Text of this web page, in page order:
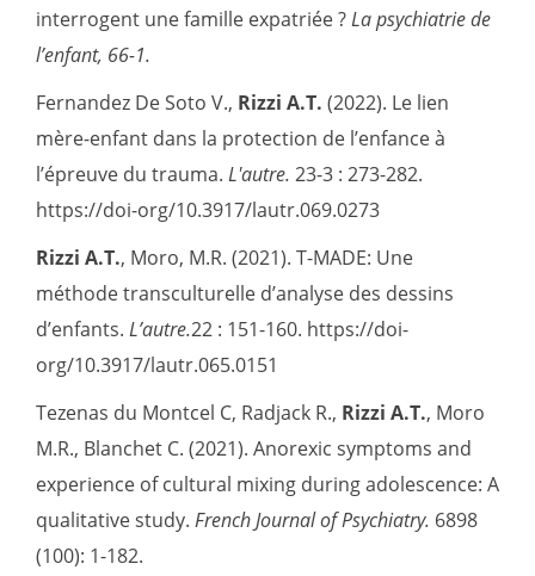
interrogent une famille expatriée ?La psychiatrie de
l’enfant, 66-1.
Fernandez De Soto V., Rizzi A.T. (2022). Le lien
mère-enfant dans la protection de l’enfance à
l’épreuve du trauma. L'autre. 23-3 : 273-282.
https://doi-org/10.3917/lautr.069.0273
Rizzi A.T., Moro, M.R. (2021). T-MADE: Une
méthode transculturelle d’analyse des dessins
d’enfants. L’autre.22 : 151-160. https://doi-
org/10.3917/lautr.065.0151
Tezenas du Montcel C, Radjack R., Rizzi A.T., Moro
M.R., Blanchet C. (2021). Anorexic symptoms and
experience of cultural mixing during adolescence: A
qualitative study. French Journal of Psychiatry. 6898
(100): 1-182.